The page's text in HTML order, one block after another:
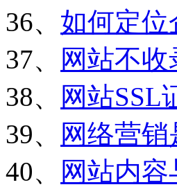
36、 如何定
37、
网站不
38、
网站SSL
39、
网络营
40、
网站内